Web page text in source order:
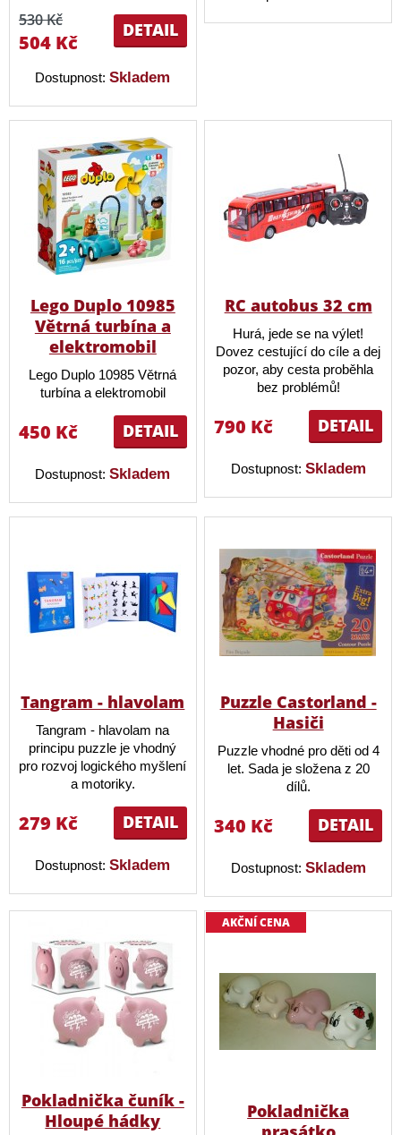
DETAIL
530 Kč
504 Kč
Dostupnost:Skladem
Lego Duplo 10985
Větrná turbína a
elektromobil
Lego Duplo 10985 Větrná
turbína a elektromobil
DETAIL
450 Kč
Dostupnost:Skladem
RC autobus 32 cm
Hurá, jede se na výlet!
Dovez cestující do cíle a dej
pozor, aby cesta proběhla
bez problémů!
DETAIL
790 Kč
Dostupnost: Skladem
Tangram - hlavolam
Tangram - hlavolam na
principu puzzle je vhodný
pro rozvoj logického myšlení
a motoriky.
DETAIL
279 Kč
Dostupnost:Skladem
Puzzle Castorland -
Hasiči
Puzzle vhodné pro děti od 4
let. Sada je složena z 20
dílů.
DETAIL
340 Kč
Dostupnost: Skladem
Pokladnička čuník -
Hloupé hádky
AKČNÍ CENA
Pokladnička